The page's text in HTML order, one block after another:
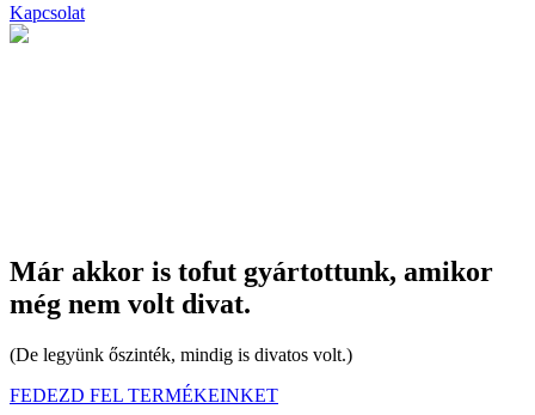
Kapcsolat
Már akkor is tofut gyártottunk, amikor
még nem volt divat.
(De legyünk őszinték, mindig is divatos volt.)
FEDEZD FEL TERMÉKEINKET